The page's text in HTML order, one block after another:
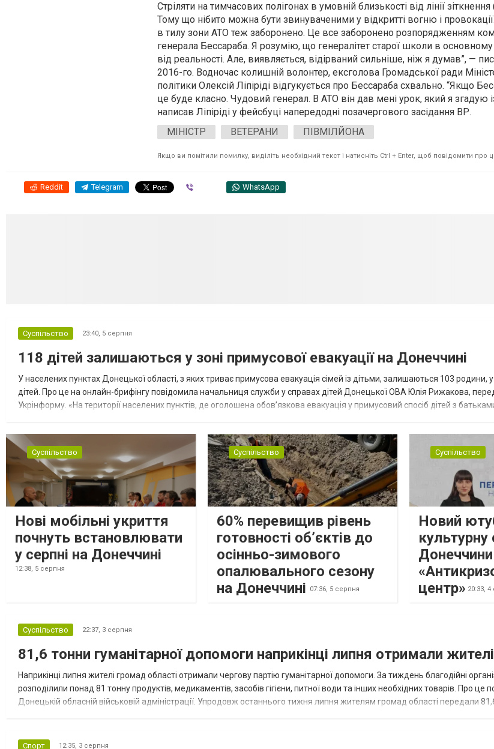
Стріляти на тимчасових полігонах в умовній близькості від лінії
Тому що нібито можна бути звинуваченими у відкритті вогню і
в тилу зони АТО теж заборонено. Це все заборонено розпорядженням
генерала Бессараба. Я розумію, що генералітет старої школи в основному
від реальності. Але, виявляється, відірваний сильніше, ніж я думав”, —
2016-го. Водночас колишній волонтер, ексголова Громадської ради
політики Олексій Ліпіріді відгукується про Бессараба схвально. “Якщо
це буде класно. Чудовий генерал. В АТО він дав мені урок, який я згадую
написав Ліпіріді у фейсбуці напередодні позачергового засідання ВР.
МІНІСТР
ВЕТЕРАНИ ПІВМІЛЙОНА
Якщо ви помітили помилку, виділіть необхідний текст і натисніть Ctrl + Enter, щоб повідомити про
Reddit Telegram WhatsApp
Суспільство 23:40, 5 серпня
118 дітей залишаються у зоні примусової евакуації на Донеччині
У населених пунктах Донецької області, з яких триває примусова евакуація сімей із дітьми, залишаються 103 родини,
дітей. Про це на онлайн-брифінгу повідомила начальниця служби у справах дітей Донецької ОВА Юлія Рижакова,
Укрінформу. «На території населених пунктів, де оголошена обов’язкова евакуація у примусовий спосіб дітей з
Суспільство
Нові мобільні укриття
почнуть встановлювати
у серпні на Донеччині
12:38, 5 серпня
Суспільство
60% перевищив рівень
готовності об’єктів до
осінньо-зимового
опалювального сезону
на Донеччині
07:36, 5 серпня
Суспільство
Новий
центр» 20:33, 4
Суспільство 22:37, 3 серпня
81,6 тонни гуманітарної допомоги наприкінці липня отримали
Наприкінці липня жителі громад області отримали чергову партію гуманітарної допомоги. За тиждень благодійні
розподілили понад 81 тонну продуктів, медикаментів, засобів гігієни, питної води та інших необхідних товарів. Про це
Донецькій обласній військовій адміністрації. Упродовж останнього тижня липня жителям громад області передали
Спорт 12:35, 3 серпня